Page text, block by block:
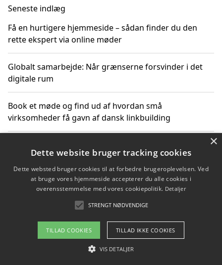
Seneste indlæg
Få en hurtigere hjemmeside – sådan finder du den
rette ekspert via online møder
Globalt samarbejde: Når grænserne forsvinder i det
digitale rum
Book et møde og find ud af hvordan små
virksomheder få gavn af dansk linkbuilding
får du indgår et samarbejde
Hold et møde med en WordPress ekspert og vælg den
mest professionelle til at vedligeholde din løsning
Copyright 2026 - Pilanto Aps
Om / kontakt
×
Dette website bruger tracking cookies
Dette websted bruger cookies til at forbedre brugeroplevelsen. Ved
at bruge vores hjemmeside accepterer du alle cookies i
overensstemmelse med vores cookiepolitik. Detaljer
STRENGT NØDVENDIGE
TILLAD COOKIES TILLAD IKKE COOKIES
VIS DETALJER